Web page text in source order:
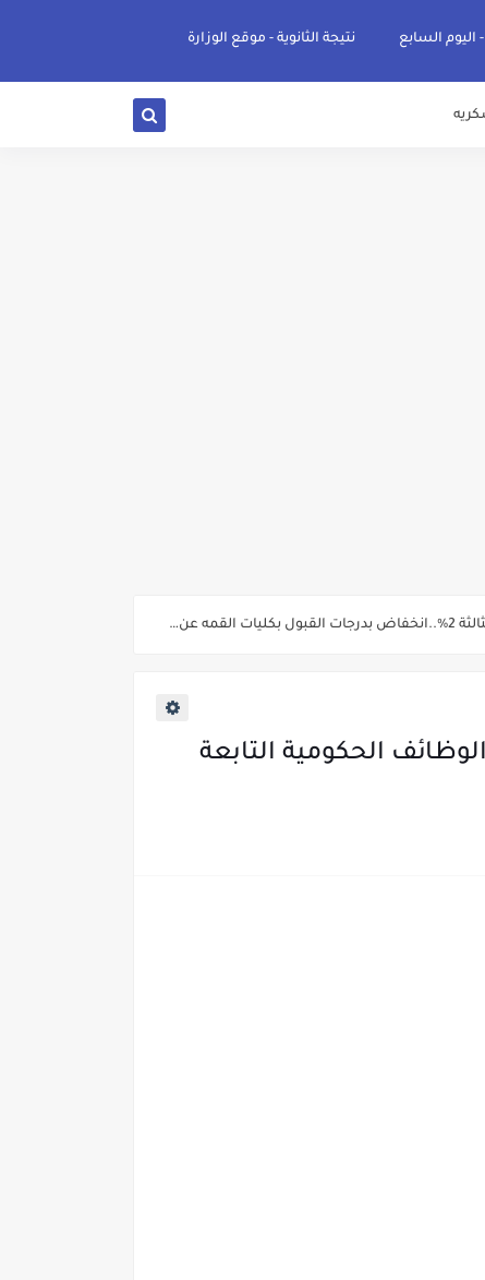
- اليوم السابع نتيجة الثانوية - موقع الوزارة
الحكومية التابعة